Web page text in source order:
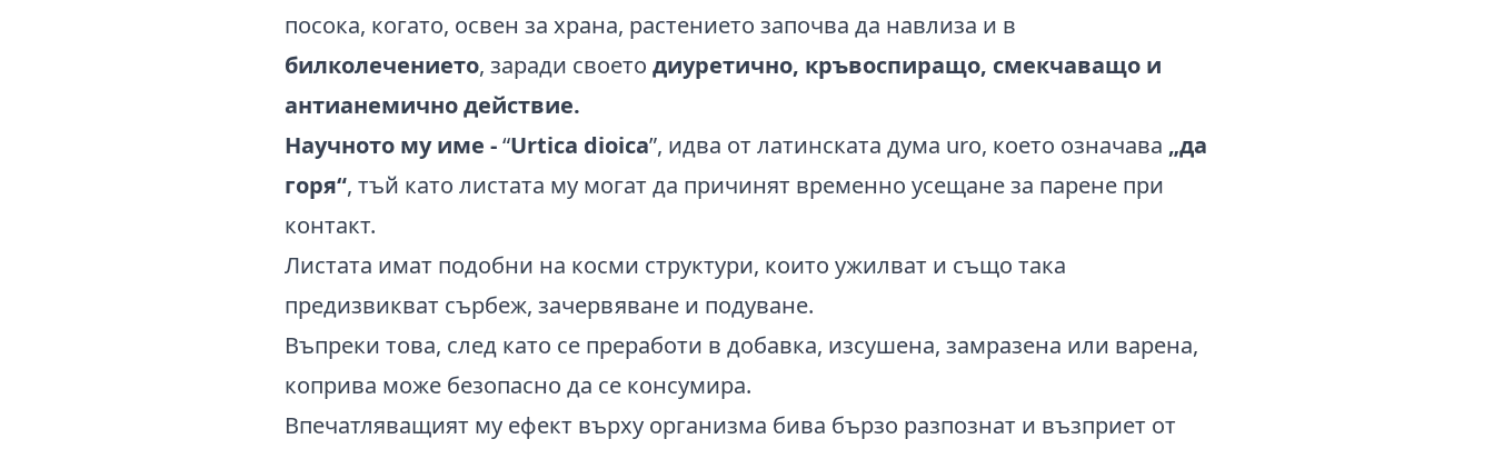
посока, когато, освен за храна, растението започва да навлиза и в
билколечението, заради своето диуретично, кръвоспиращо, смекчаващо и
антианемично действие.
Научното му име -“Urtica dioica”, идва от латинската дума uro, което означава „да
горя“, тъй като листата му могат да причинят временно усещане за парене при
контакт.
Листата имат подобни на косми структури, които ужилват и също така
предизвикват сърбеж, зачервяване и подуване.
Въпреки това, след като се преработи в добавка, изсушена, замразена или варена,
коприва може безопасно да се консумира.
Впечатляващият му ефект върху организма бива бързо разпознат и възприет от